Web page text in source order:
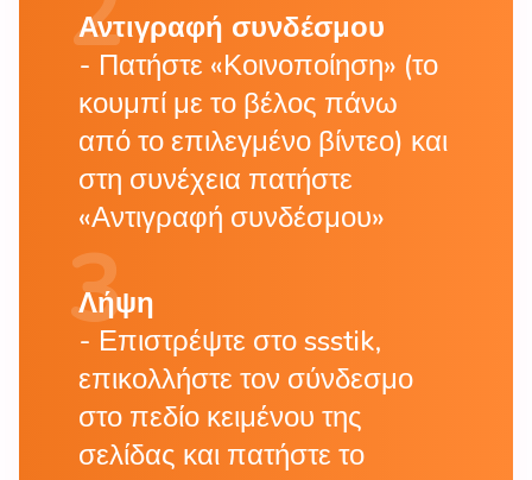
Αντιγραφή συνδέσμου
Πατήστε «Κοινοποίηση» (το
κουμπί με το βέλος πάνω
από το επιλεγμένο βίντεο) και
στη συνέχεια πατήστε
«Αντιγραφή συνδέσμου»
Λήψη
Επιστρέψτε στο ssstik,
επικολλήστε τον σύνδεσμο
στο πεδίο κειμένου της
σελίδας και πατήστε το